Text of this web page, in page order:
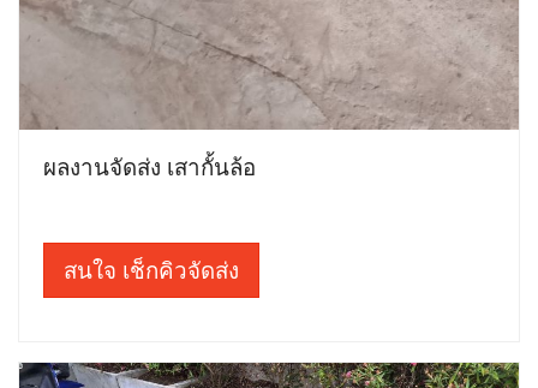
ผลงานจัดส่ง เสากั้นล้อ
สนใจ เช็กคิวจัดส่ง